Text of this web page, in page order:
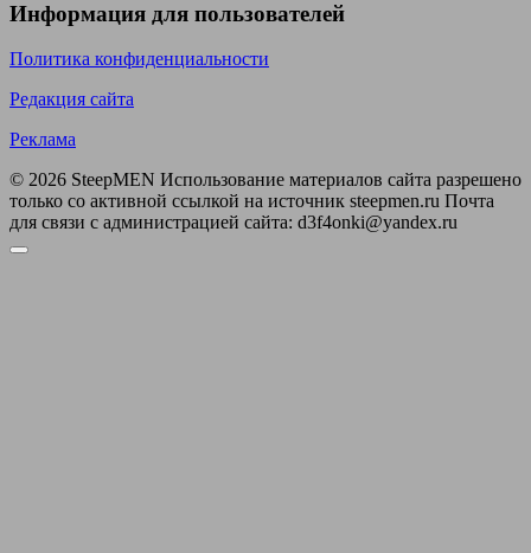
Информация для пользователей
Политика конфиденциальности
Редакция сайта
Реклама
© 2026 SteepMEN Использование материалов сайта разрешено
только со активной ссылкой на источник steepmen.ru Почта
для связи с администрацией сайта: d3f4onki@yandex.ru